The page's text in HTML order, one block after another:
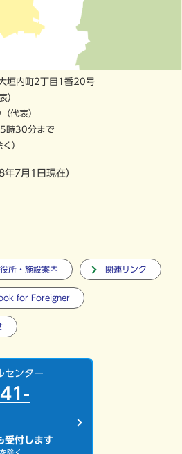
垣内町2丁目1番20号
）
代表）
5時30分まで
）
年7月1日現在）
所・施設案内 関連リンク
for Foreigner
センター
受付します
除く